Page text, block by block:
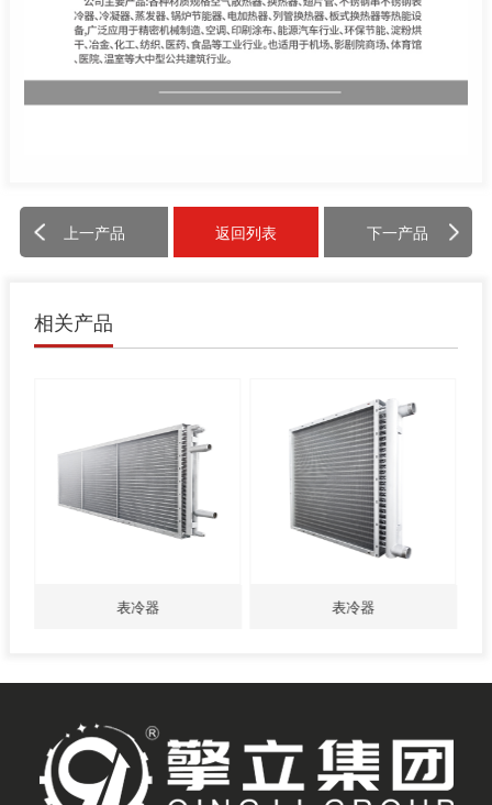
上一产品 返回列表 下一产品
相关产品
表冷器 表冷器